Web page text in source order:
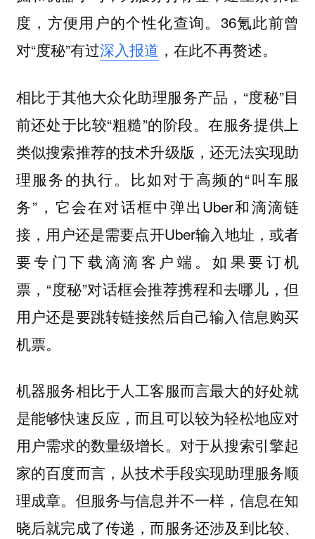
度，方便用户的个性化查询。36氪此前曾
对“度秘”有过深入报道 ，在此不再赘述。
相比于其他大众化助理服务产品，“度秘”目
前还处于比较“粗糙”的阶段。在服务提供上
类似搜索推荐的技术升级版，还无法实现助
理服务的执行。比如对于高频的“叫车服
务”，它会在对话框中弹出Uber和滴滴链
接，用户还是需要点开Uber输入地址，或者
要专门下载滴滴客户端。如果要订机
票，“度秘”对话框会推荐携程和去哪儿，但
用户还是要跳转链接然后自己输入信息购买
机票。
机器服务相比于人工客服而言最大的好处就
是能够快速反应，而且可以较为轻松地应对
用户需求的数量级增长。对于从搜索引擎起
家的百度而言，从技术手段实现助理服务顺
理成章。但服务与信息并不一样，信息在知
晓后就完成了传递，而服务还涉及到比较、